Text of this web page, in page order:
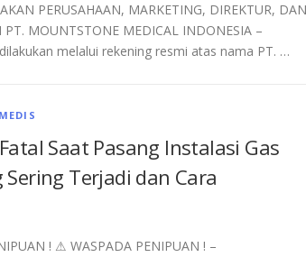
PERUSAHAAN, MARKETING, DIREKTUR, DAN
PT. MOUNTSTONE MEDICAL INDONESIA –
melalui rekening resmi atas nama PT. …
Saat Pasang Instalasi Gas
Sering Terjadi dan Cara
! ⚠︎ WASPADA PENIPUAN ! –